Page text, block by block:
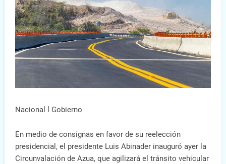
Nacional l Gobierno
En medio de consignas en favor de su reelección
presidencial, el presidente Luis Abinader inauguró ayer la
Circunvalación de Azua, que agilizará el tránsito vehicular